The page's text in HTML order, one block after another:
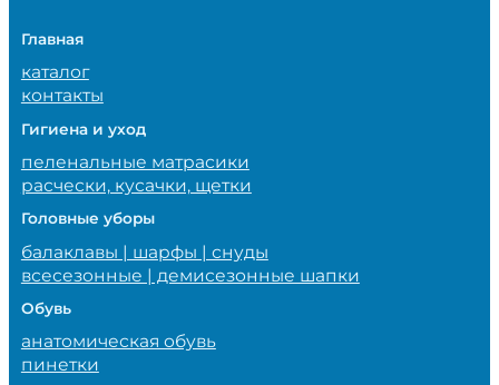
Главная
каталог
контакты
Гигиена и уход
пеленальные матрасики
расчески, кусачки, щетки
Головные уборы
балаклавы | шарфы | снуды
всесезонные | демисезонные шапки
Обувь
анатомическая обувь
пинетки